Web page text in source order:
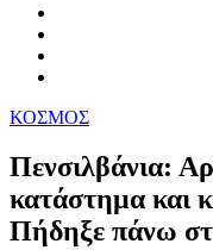
ΚΟΣΜΟΣ
Πενσιλβάνια:
κατάστημα και
Πήδηξε πάνω